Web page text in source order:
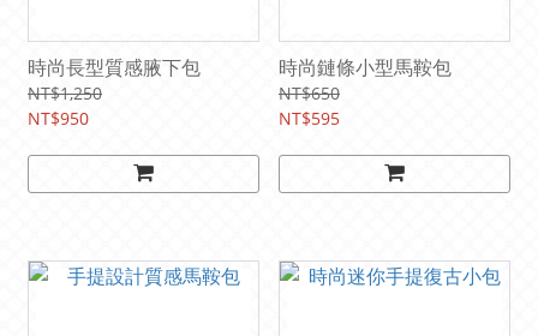
時尚長型質感腋下包
NT$1,250
NT$950
時尚鏈條小型馬鞍包
NT$650
NT$595